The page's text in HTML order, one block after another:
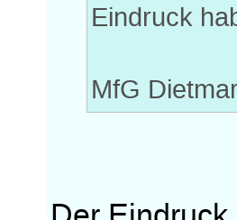
Eindruck
MfG